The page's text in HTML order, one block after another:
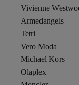
Vivienne
Armedangels
Tetri
Vero Moda
Michael Kors
Olaplex